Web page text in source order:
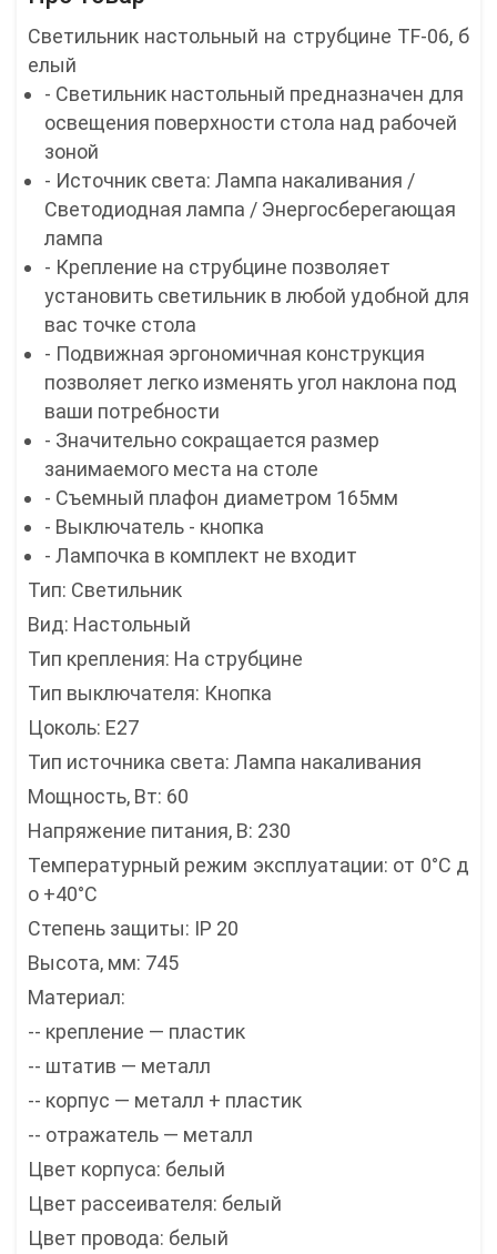
Светильник настольный на струбцине TF-06, б
елый
- Светильник настольный предназначен для
освещения поверхности стола над рабочей
зоной
- Источник света: Лампа накаливания /
Светодиодная лампа / Энергосберегающая
лампа
- Крепление на струбцине позволяет
установить светильник в любой удобной для
вас точке стола
- Подвижная эргономичная конструкция
позволяет легко изменять угол наклона под
ваши потребности
- Значительно сокращается размер
занимаемого места на столе
- Съемный плафон диаметром 165мм
- Выключатель - кнопка
- Лампочка в комплект не входит
Тип: Светильник
Вид: Настольный
Тип крепления: На струбцине
Тип выключателя: Кнопка
Цоколь: E27
Тип источника света: Лампа накаливания
Мощность, Вт: 60
Напряжение питания, В: 230
Температурный режим эксплуатации: от 0°С д
о +40°С
Степень защиты: IP 20
Высота, мм: 745
Материал:
-- крепление — пластик
-- штатив — металл
-- корпус — металл + пластик
-- отражатель — металл
Цвет корпуса: белый
Цвет рассеивателя: белый
Цвет провода: белый